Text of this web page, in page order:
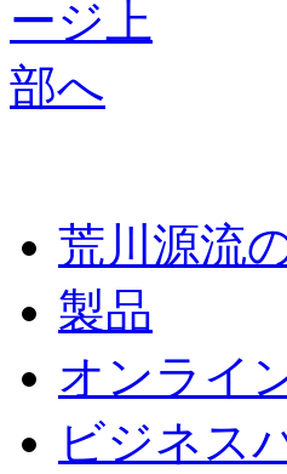
荒川源流
製品
オンライ
ビジネス